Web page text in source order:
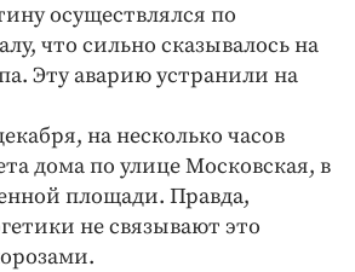
осуществлялся по
что сильно сказывалось на
Эту аварию устранили на
на несколько часов
дома по улице Московская, в
площади. Правда,
не связывают это